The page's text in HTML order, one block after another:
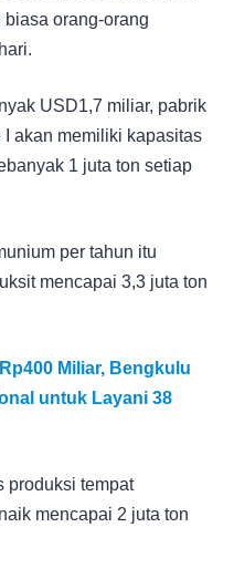
orang-orang
USD1,7 miliar, pabrik
akan memiliki kapasitas
1 juta ton setiap
per tahun itu
mencapai 3,3 juta ton
Miliar, Bengkulu
untuk Layani 38
produksi tempat
mencapai 2 juta ton